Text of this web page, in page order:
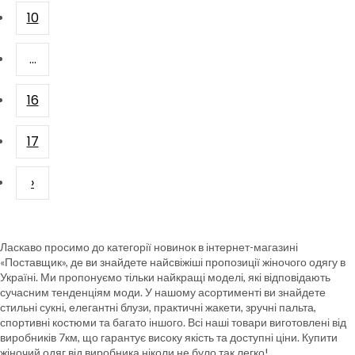
10
...
16
17
›
Ласкаво просимо до категорії новинок в інтернет-магазині
«Поставщик», де ви знайдете найсвіжіші пропозиції жіночого одягу в
Україні. Ми пропонуємо тільки найкращі моделі, які відповідають
сучасним тенденціям моди. У нашому асортименті ви знайдете
стильні сукні, елегантні блузи, практичні жакети, зручні пальта,
спортивні костюми та багато іншого. Всі наші товари виготовлені від
виробників 7км, що гарантує високу якість та доступні ціни. Купити